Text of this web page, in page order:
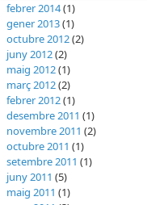
febrer 2014(1)
gener 2013(1)
octubre 2012(2)
juny 2012(2)
maig 2012(1)
març 2012(2)
febrer 2012(1)
desembre 2011 (1)
novembre 2011 (2)
octubre 2011 (1)
setembre 2011 (1)
juny 2011 (5)
maig 2011 (1)